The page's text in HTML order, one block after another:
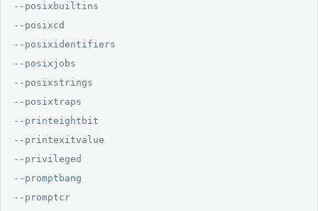
--posixbuiltins
--posixcd
--posixidentifiers
--posixjobs
--posixstrings
--posixtraps
--printeightbit
--printexitvalue
--privileged
--promptbang
--promptcr